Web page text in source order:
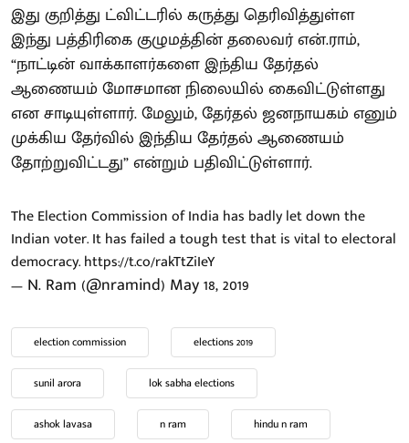
இது குறித்து ட்விட்டரில் கருத்து தெரிவித்துள்ள
இந்து பத்திரிகை குழுமத்தின் தலைவர் என்.ராம்,
“நாட்டின் வாக்காளர்களை இந்திய தேர்தல்
ஆணையம் மோசமான நிலையில் கைவிட்டுள்ளது
என சாடியுள்ளார். மேலும், தேர்தல் ஜனநாயகம் எனும்
முக்கிய தேர்வில் இந்திய தேர்தல் ஆணையம்
தோற்றுவிட்டது” என்றும் பதிவிட்டுள்ளார்.
The Election Commission of India has badly let down the
Indian voter. It has failed a tough test that is vital to electoral
democracy.https://t.co/rakTtZiIeY
— N. Ram (@nramind) May 18, 2019
election commission elections 2019
sunil arora lok sabha elections
ashok lavasa n ram hindu n ram